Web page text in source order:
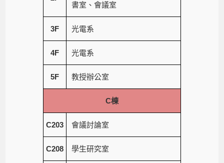
書室、會議室
3F 光電系
4F 光電系
5F 教授辦公室
C棟
C203 會議討論室
C208 學生研究室